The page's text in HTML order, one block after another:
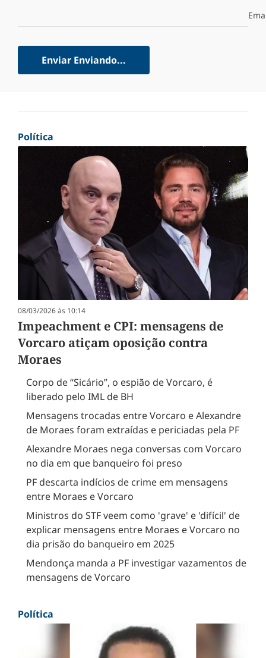
Enviar Enviando...
Política
08/03/2026 às 10:14
Impeachment e CPI: mensagens de
Vorcaro atiçam oposição contra
Moraes
Corpo de “Sicário”, o espião de Vorcaro, é
liberado pelo IML de BH
Mensagens trocadas entre Vorcaro e Alexandre
de Moraes foram extraídas e periciadas pela PF
Alexandre Moraes nega conversas com Vorcaro
no dia em que banqueiro foi preso
PF descarta indícios de crime em mensagens
entre Moraes e Vorcaro
Ministros do STF veem como 'grave' e 'difícil' de
explicar mensagens entre Moraes e Vorcaro no
dia prisão do banqueiro em 2025
Mendonça manda a PF investigar vazamentos de
mensagens de Vorcaro
Política